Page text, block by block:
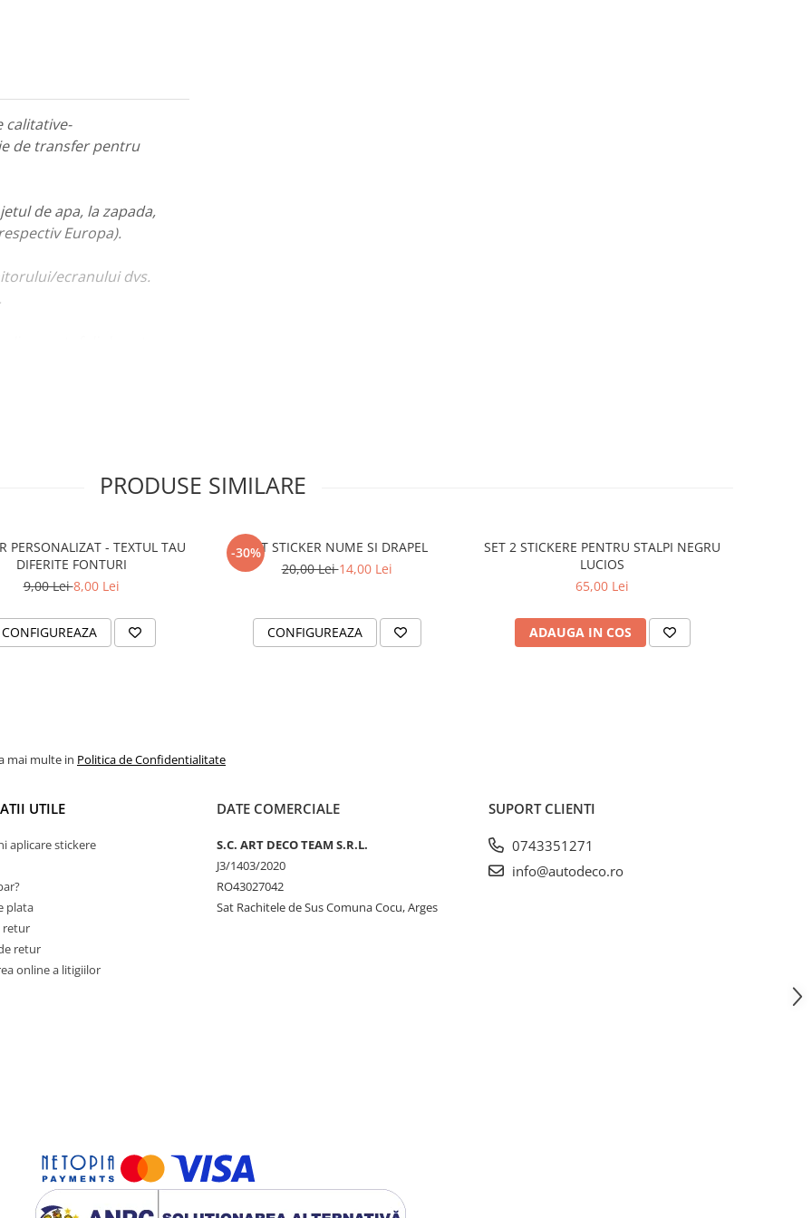
calitative-
de transfer pentru
de apa, la zapada,
Europa).
ecranului dvs.
PRODUSE SIMILARE
PERSONALIZAT - TEXTUL TAU
DIFERITE FONTURI
9,00 Lei8,00 Lei
CONFIGUREAZA
-30%SET STICKER NUME SI DRAPEL
20,00 Lei14,00 Lei
CONFIGUREAZA
SET 2 STICKERE PENTRU STALPI NEGRU
LUCIOS
65,00 Lei
ADAUGA IN COS
mai multe in Politica de Confidentialitate
UTILE
aplicare stickere
plata
retur
retur
online a litigiilor
DATE COMERCIALE
S.C. ART DECO TEAM S.R.L.
J3/1403/2020
RO43027042
Sat Rachitele de Sus Comuna Cocu, Arges
SUPORT CLIENTI
0743351271
info@autodeco.ro